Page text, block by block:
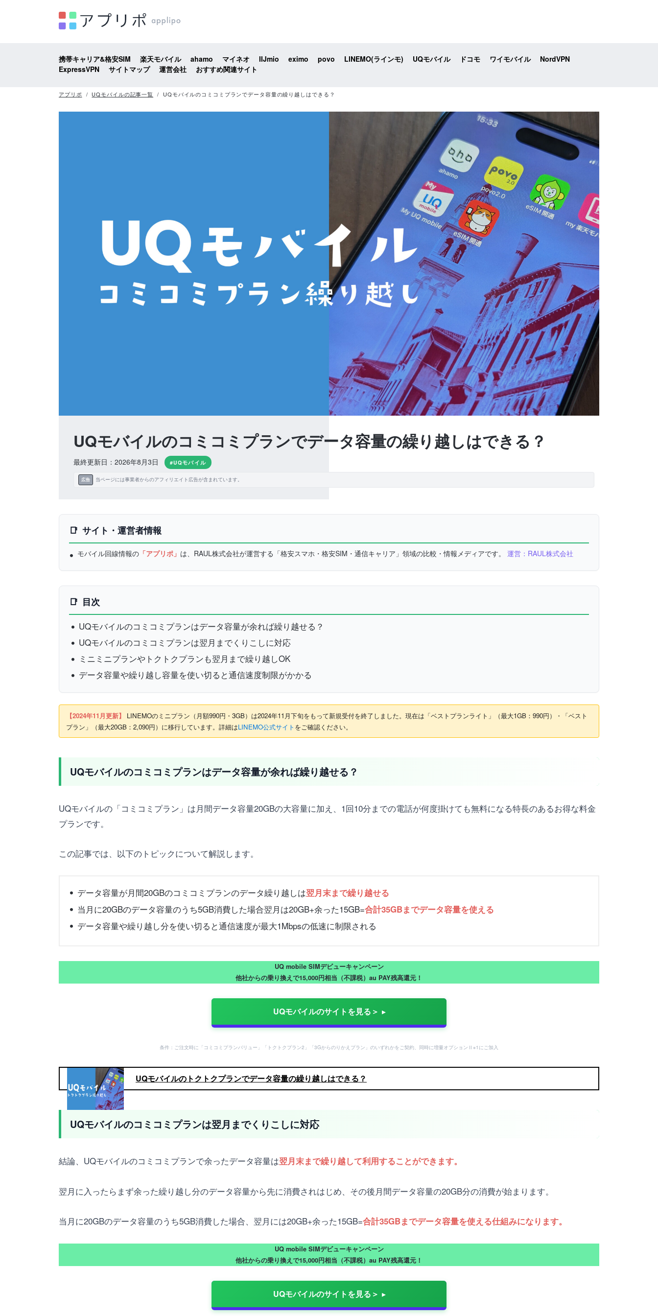
携帯キャリア&格安SIM 楽天モバイル ahamo マイネオ IIJmio eximo povo LINEMO(ラインモ) UQモバイル ドコモ ワイモバイル
NordVPN
ExpressVPN
サイトマップ 運営会社 おすすめ関連サイト
アプリポ UQモバイルの記事一覧 UQモバイルのコミコミプランでデータ容量の繰り越しはできる？
UQモバイルのコミコミプランでデータ容量の繰り越しはできる？
最終更新日：2026年8月3日 #UQモバイル
広告 当ページには事業者からのアフィリエイト広告が含まれています。
サイト・運営者情報
モバイル回線情報の 「アプリポ」 は、RAUL株式会社が運営する「格安スマホ・格安SIM・通信キャリア」領域の比較・情報メディアです。 運営：RAUL株式会社
目次
UQモバイルのコミコミプランはデータ容量が余れば繰り越せる？
UQモバイルのコミコミプランは翌月までくりこしに対応
ミニミニプランやトクトクプランも翌月まで繰り越しOK
データ容量や繰り越し容量を使い切ると通信速度制限がかかる
【2024年11月更新】
LINEMOのミニプラン（月額990円・3GB）は2024年11月下旬をもって新規受付を終了しました。現在は「ベストプランライト」（最大1GB：990円）・「ベスト
プラン」（最大20GB：2,090円）に移行しています。詳細はLINEMO公式サイト をご確認ください。
UQモバイルのコミコミプランはデータ容量が余れば繰り越せる？
UQモバイルの「コミコミプラン」は月間データ容量20GBの大容量に加え、1回10分までの電話が何度掛けても無料になる特長のあるお得な料金
プランです。
この記事では、以下のトピックについて解説します。
データ容量が月間20GBのコミコミプランのデータ繰り越しは翌月末まで繰り越せる
当月に20GBのデータ容量のうち5GB消費した場合翌月は20GB+余った15GB=合計35GBまでデータ容量を使える
データ容量や繰り越し分を使い切ると通信速度が最大1Mbpsの低速に制限される
UQ mobile SIMデビューキャンペーン
他社からの乗り換えで15,000円相当（不課税）au PAY残高還元！
UQモバイルのサイトを見る＞
条件：ご注文時に「コミコミプランバリュー」「トクトクプラン2」「3Gからのりかえプラン」のいずれかをご契約、同時に増量オプションⅡ※1にご加入
UQモバイルのトクトクプランでデータ容量の繰り越しはできる？
UQモバイルのコミコミプランは翌月までくりこしに対応
結論、UQモバイルのコミコミプランで余ったデータ容量は翌月末まで繰り越して利用することができます。
翌月に入ったらまず余った繰り越し分のデータ容量から先に消費されはじめ、その後月間データ容量の20GB分の消費が始まります。
当月に20GBのデータ容量のうち5GB消費した場合、翌月には20GB+余った15GB=合計35GBまでデータ容量を使える仕組みになります。
UQ mobile SIMデビューキャンペーン
他社からの乗り換えで15,000円相当（不課税）au PAY残高還元！
UQモバイルのサイトを見る＞